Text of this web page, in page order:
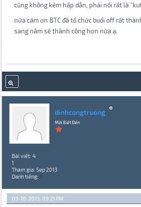
cũng không kém hấp dẫn, phải nói rất là
nữa cám ơn BTC đã tổ chức buổi off rất
sang năm sẽ thành công hơn nữa ạ.
dinhcongtruong
Mới Biết Đến
Bài viết: 4
1
Tham gia: Sep 2013
Danh tiếng: 0
09-18-2013, 09:21 PM